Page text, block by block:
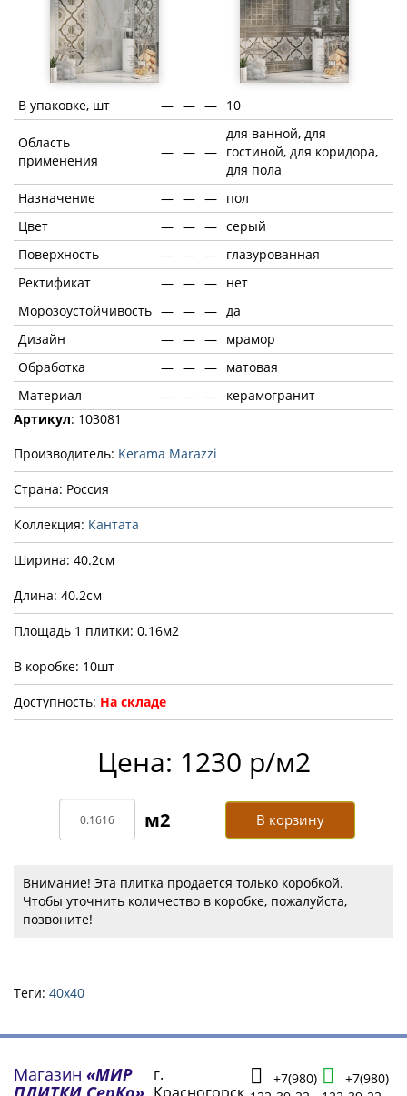
В упаковке, шт — — — 10
Область
применения
— — —
для ванной, для
гостиной, для коридора,
для пола
Назначение
— — — пол
Цвет
— — — серый
Поверхность
— — — глазурованная
Ректификат
— — — нет
Морозоустойчивость — — — да
Дизайн
— — — мрамор
Обработка
— — — матовая
Материал
— — — керамогранит
Артикул: 103081
Производитель: Kerama Marazzi
Страна: Россия
Коллекция: Кантата
Ширина: 40.2см
Длина: 40.2см
Площадь 1 плитки: 0.16м2
В коробке: 10шт
Доступность: На складе
Цена: 1230 р/м2
В корзину
Внимание! Эта плитка продается только коробкой.
Чтобы уточнить количество в коробке, пожалуйста,
позвоните!
Теги: 40х40
Магазин «МИР
г.
+7(980)
+7(980)